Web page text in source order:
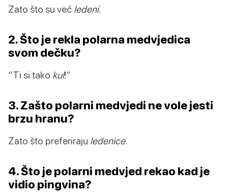
Zato što su već ledeni.
2. Što je rekla polarna medvjedica
svom dečku?
“Ti si tako kul!”
3. Zašto polarni medvjedi ne vole jesti
brzu hranu?
Zato što preferiraju ledenice.
4. Što je polarni medvjed rekao kad je
vidio pingvina?